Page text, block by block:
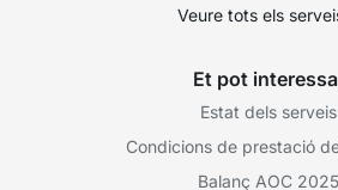
Veure tots els
Et pot
Estat dels serveis
Condicions de prestació
Balanç AOC 2025